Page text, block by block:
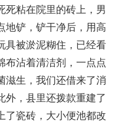
死粘在院里的砖上，男
地铲，铲干净后，用高
具被淤泥糊住，已经看
布沾着清洁剂，一点点
滋生，我们还借来了消
外，县里还拨款重建了
了瓷砖，大小便池都改